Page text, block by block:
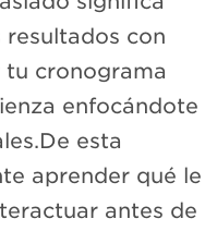
con
cronograma
enfocándote
esta
aprender qué le
antes de